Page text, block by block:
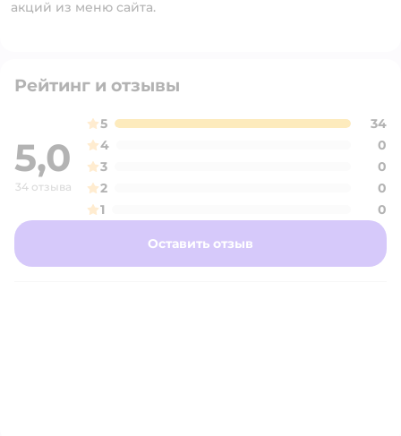
акций из меню сайта.
Рейтинг и отзывы
5,0
34 отзыва
5
34
4
0
3
0
2
0
1
0
Оставить отзыв